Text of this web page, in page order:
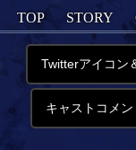
TOP STORY
Twitterアイコン
キャストコメン